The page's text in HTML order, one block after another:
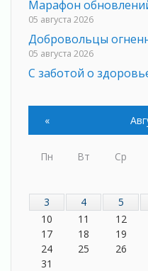
Марафон
05 августа 2026
Добровольцы
05 августа 2026
С заботой о
Лучшая из лучших
05 августа 2026
05 августа 2026
«Результат
05 августа 2026
Вдохновлять,
05 августа 2026
Не оставят в беде
«
Пн Вт Ср
3
4 5
10
11 12
17
18 19
24
25 26
31